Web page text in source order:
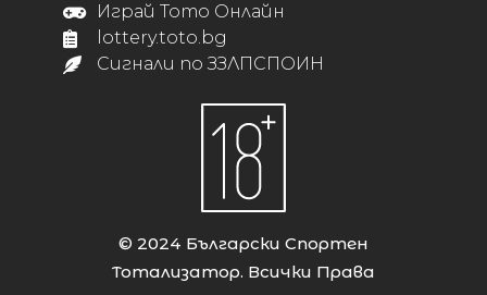
Играй Тото Онлайн
lottery.toto.bg
Сигнали по ЗЗЛПСПОИН
© 2024 Български Спортен
Тотализатор. Всички Права